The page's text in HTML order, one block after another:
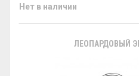
Нет в наличии
ЛЕОПАРДОВЫЙ